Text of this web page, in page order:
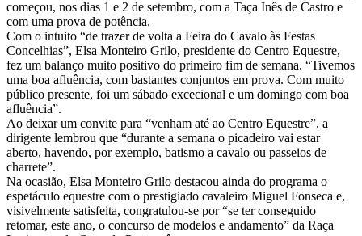
começou, nos dias 1 e 2 de setembro, com a Taça Inês de Castro e
com uma prova de potência.
Com o intuito “de trazer de volta a Feira do Cavalo às Festas
Concelhias”, Elsa Monteiro Grilo, presidente do Centro Equestre,
fez um balanço muito positivo do primeiro fim de semana. “Tivemos
uma boa afluência, com bastantes conjuntos em prova. Com muito
público presente, foi um sábado excecional e um domingo com boa
afluência”.
Ao deixar um convite para “venham até ao Centro Equestre”, a
dirigente lembrou que “durante a semana o picadeiro vai estar
aberto, havendo, por exemplo, batismo a cavalo ou passeios de
charrete”.
Na ocasião, Elsa Monteiro Grilo destacou ainda do programa o
espetáculo equestre com o prestigiado cavaleiro Miguel Fonseca e,
visivelmente satisfeita, congratulou-se por “se ter conseguido
retomar, este ano, o concurso de modelos e andamento” da Raça